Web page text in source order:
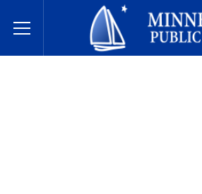
Toggle Menu
Minnetonka davlat maktablari